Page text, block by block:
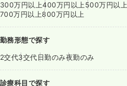
300万円以上400万円以上 500万円以上
700万円以上800万円以上
勤務形態で探す
2交代3交代日勤のみ夜勤のみ
診療科目で探す